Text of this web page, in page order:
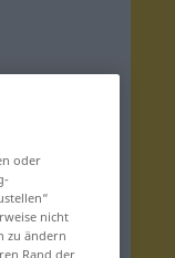
oder
nicht
zu ändern
Rand der